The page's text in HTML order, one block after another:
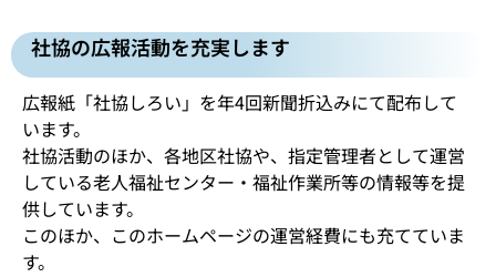
社協の広報活動を充実します
広報紙「社協しろい」を年4回新聞折込みにて配布して
います。
社協活動のほか、各地区社協や、指定管理者として運営
している老人福祉センター・福祉作業所等の情報等を提
供しています。
このほか、このホームページの運営経費にも充てていま
す。